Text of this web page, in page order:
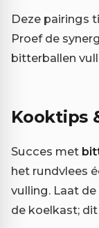
Deze pairings
Proef de
bitterballen
Kooktips
Succes met
het rundvlees
vulling. Laat
de koelkast;